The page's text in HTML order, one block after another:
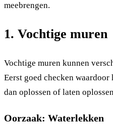
meebrengen.
1. Vochtige muren
Vochtige muren kunnen
Eerst goed checken
dan oplossen of laten
Oorzaak: Waterlekken